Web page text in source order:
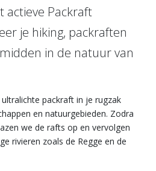
actieve Packraft
je hiking, packraften
in de natuur van
packraft in je rugzak
en natuurgebieden. Zodra
we de rafts op en vervolgen
rivieren zoals de Regge en de